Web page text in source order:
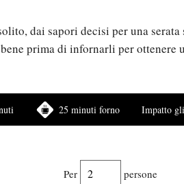
dai sapori decisi per una
prima di infornarli per ottenere
25 minuti forno Impatto
Per persone